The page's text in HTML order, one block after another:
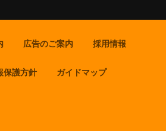
広告のご案内 採用情報
保護方針 ガイドマップ